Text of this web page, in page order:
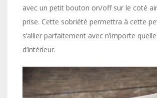
avec un petit bouton on/off sur le coté
prise. Cette sobriété permettra à cette
s’allier parfaitement avec n’importe
d’intérieur.